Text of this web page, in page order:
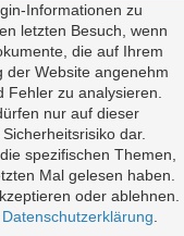
Informationen zu
letzten Besuch, wenn
die auf Ihrem
der Website angenehm
zu analysieren.
nur auf dieser
dar.
spezifischen Themen,
Mal gelesen haben.
oder ablehnen.
Datenschutzerklärung